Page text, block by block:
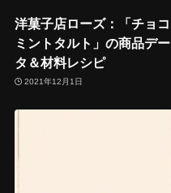
洋菓子店ローズ：「チョコ
ミントタルト」の商品デー
タ＆材料レシピ
2021年12月1日